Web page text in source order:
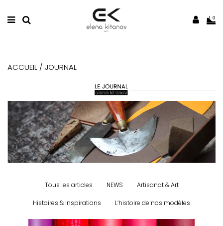
0
ACCUEIL / JOURNAL
Tous les articles NEWS Artisanat & Art
Histoires & Inspirations L’histoire de nos modèles